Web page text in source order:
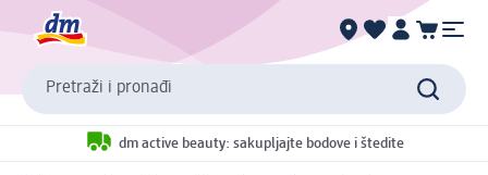
Pretraži i pronađi
dm active beauty: sakupljajte bodove i štedite